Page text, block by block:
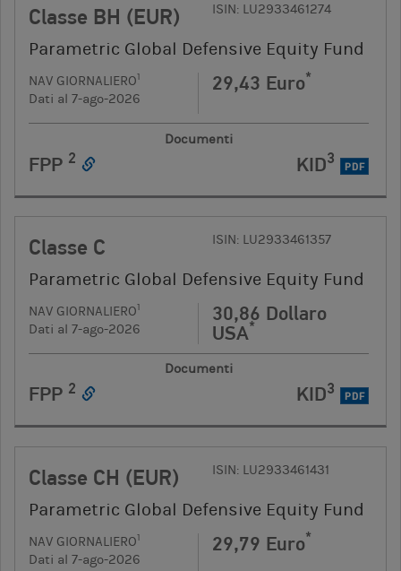
Classe BH (EUR) ISIN: LU2933461274
Parametric Global Defensive Equity Fund
NAV GIORNALIERO1
Dati al 7-ago-2026
29,43 Euro*
Documenti
FPP 2 KID3 PDF
Classe C ISIN: LU2933461357
Parametric Global Defensive Equity Fund
NAV GIORNALIERO1
Dati al 7-ago-2026
30,86 Dollaro
USA*
Documenti
FPP 2 KID3 PDF
Classe CH (EUR) ISIN: LU2933461431
Parametric Global Defensive Equity Fund
NAV GIORNALIERO1
Dati al 7-ago-2026
29,79 Euro*